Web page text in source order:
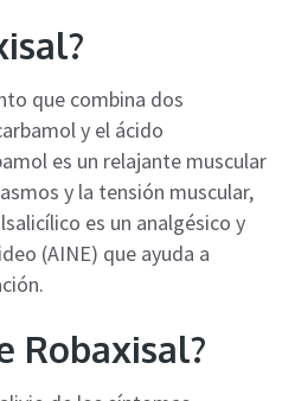
que combina dos
y el ácido
es un relajante muscular
y la tensión muscular,
es un analgésico y
(AINE) que ayuda a
Robaxisal?